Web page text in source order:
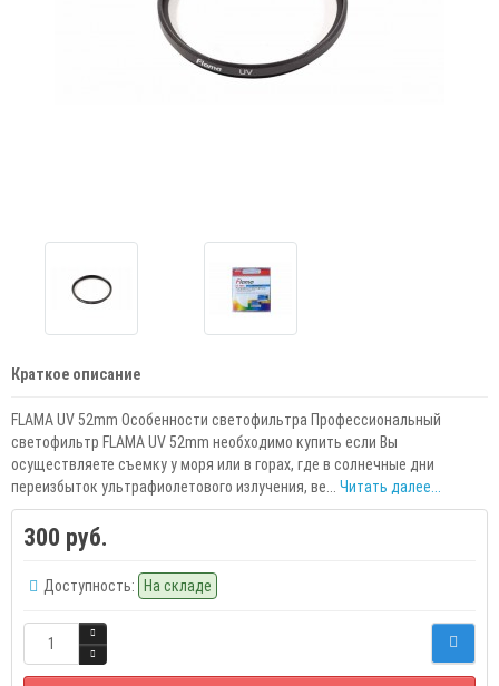
Краткое описание
FLAMA UV 52mm Особенности светофильтра Профессиональный
светофильтр FLAMA UV 52mm необходимо купить если Вы
осуществляете съемку у моря или в горах, где в солнечные дни
переизбыток ультрафиолетового излучения, ве... Читать далее...
300 руб.
Доступность: На складе